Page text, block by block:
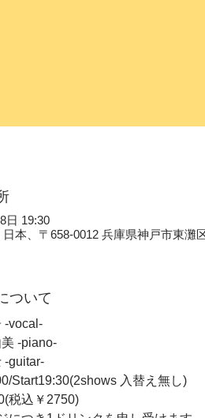
日 19:30
日本、〒658-0012 兵庫県神戸市東灘
ついて
-vocal-
美 -piano-
-guitar-
Start19:30(2shows 入替え無し)
税込￥2750)